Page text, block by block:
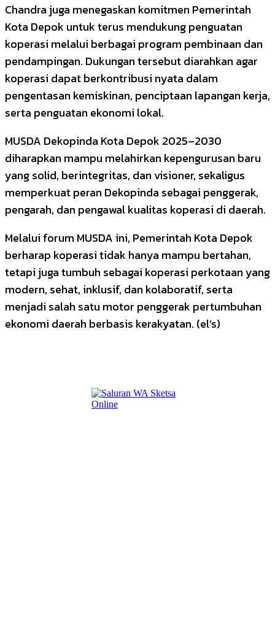
Chandra juga menegaskan komitmen Pemerintah
Kota Depok untuk terus mendukung penguatan
koperasi melalui berbagai program pembinaan dan
pendampingan. Dukungan tersebut diarahkan agar
koperasi dapat berkontribusi nyata dalam
pengentasan kemiskinan, penciptaan lapangan kerja,
serta penguatan ekonomi lokal.
MUSDA Dekopinda Kota Depok 2025–2030
diharapkan mampu melahirkan kepengurusan baru
yang solid, berintegritas, dan visioner, sekaligus
memperkuat peran Dekopinda sebagai penggerak,
pengarah, dan pengawal kualitas koperasi di daerah.
Melalui forum MUSDA ini, Pemerintah Kota Depok
berharap koperasi tidak hanya mampu bertahan,
tetapi juga tumbuh sebagai koperasi perkotaan yang
modern, sehat, inklusif, dan kolaboratif, serta
menjadi salah satu motor penggerak pertumbuhan
ekonomi daerah berbasis kerakyatan. (el’s)